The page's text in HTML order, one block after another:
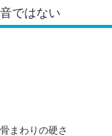
ではない
まわりの硬さ